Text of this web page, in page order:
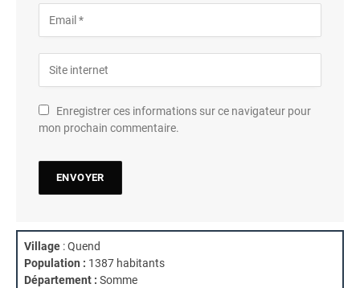
Enregistrer ces informations sur ce navigateur pour
mon prochain commentaire.
Village : Quend
Population : 1387 habitants
Département : Somme